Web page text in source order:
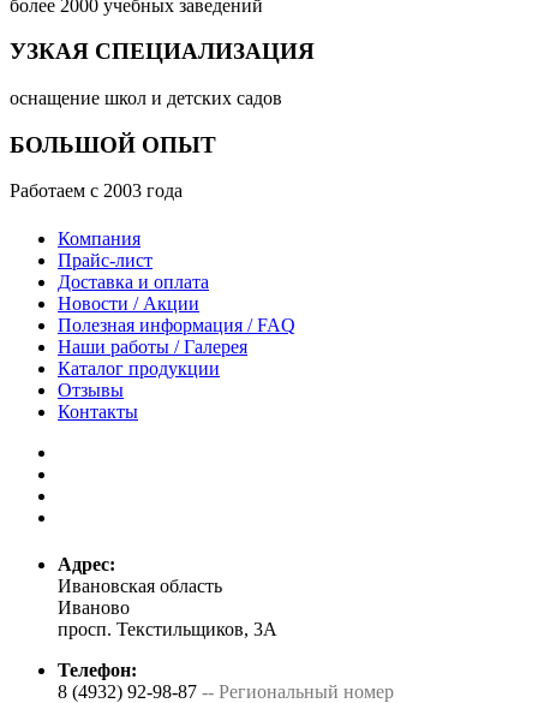
более 2000 учебных заведений
УЗКАЯ СПЕЦИАЛИЗАЦИЯ
оснащение школ и детских садов
БОЛЬШОЙ ОПЫТ
Работаем с 2003 года
Компания
Прайс-лист
Доставка и оплата
Новости / Акции
Полезная информация / FAQ
Наши работы / Галерея
Каталог продукции
Отзывы
Контакты
Адрес:
Ивановская область
Иваново
просп. Текстильщиков, 3А
Телефон:
8 (4932) 92-98-87 -- Региональный номер